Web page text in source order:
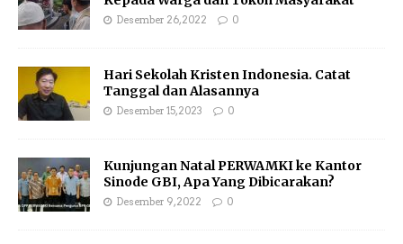
Desember 26, 2022 0
Hari Sekolah Kristen Indonesia. Catat
Tanggal dan Alasannya
Desember 15, 2023 0
Kunjungan Natal PERWAMKI ke Kantor
Sinode GBI, Apa Yang Dibicarakan?
Desember 9, 2022 0